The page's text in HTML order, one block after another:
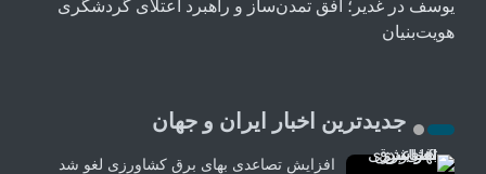
یوسف در غدیر؛ افق تمدن‌ساز و راهبرد اعتلای گردشگری
هویت‌بنیان
جدیدترین اخبار ایران و جهان
افزایش تصاعدی بهای برق کشاورزی لغو شد